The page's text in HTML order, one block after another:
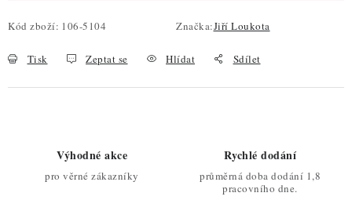
Kód zboží: 106-5104 Značka:Jiří Loukota
Tisk Zeptat se Hlídat Sdílet
Výhodné akce
pro věrné zákazníky
Rychlé dodání
průměrná doba dodání 1,8
pracovního dne.